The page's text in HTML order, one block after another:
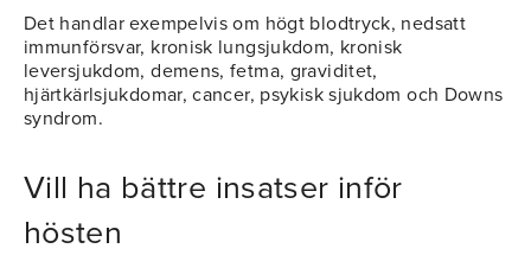
Det handlar exempelvis om högt blodtryck, nedsatt
immunförsvar, kronisk lungsjukdom, kronisk
leversjukdom, demens, fetma, graviditet,
hjärtkärlsjukdomar, cancer, psykisk sjukdom och Downs
syndrom.
Vill ha bättre insatser inför
hösten